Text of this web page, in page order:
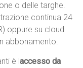
o delle targhe.
continua 24
oppure su cloud
abbonamento.
è laccesso da